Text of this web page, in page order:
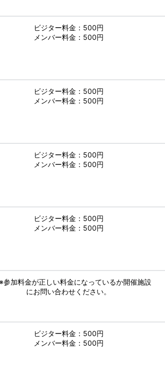
ビジター料金：500円
メンバー料金：500円
ビジター料金：500円
メンバー料金：500円
ビジター料金：500円
メンバー料金：500円
ビジター料金：500円
メンバー料金：500円
参加料金が正しい料金になっているか開催施設
にお問い合わせください。
ビジター料金：500円
メンバー料金：500円